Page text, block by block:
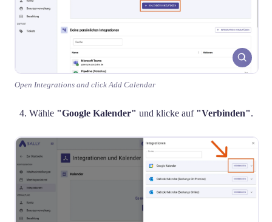
Open Integrations and click Add Calendar
Wähle "Google Kalender" und klicke auf "Verbinden".